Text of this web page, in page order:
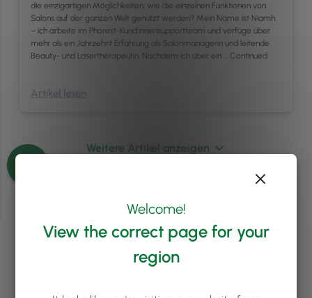
die einzigartigen Möglichkeiten, wie die einzelnen Funktionen von
Salons auf der ganzen Welt genutzt werden? Mein Name ist Niamh
– ich arbeite im Phorest-Kund:innensupportteam und verfüge über
mehr als ein Jahrzehnt Erfahrung als Salonmanagerin und leitende
Beauty- und Lasertherapeutin. Nachdem ich über ein … Continued
Artikel lesen
Weitere Artikel anzeigen
Bist du bereit zu erfahren,
Welcome!
View the correct page for your
region